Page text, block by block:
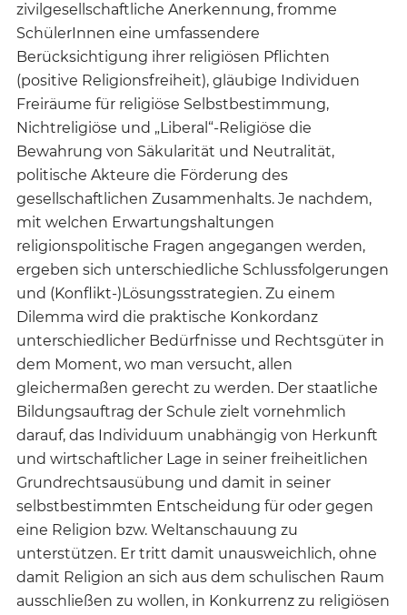
zivilgesellschaftliche Anerkennung, fromme
SchülerInnen eine umfassendere
Berücksichtigung ihrer religiösen Pflichten
(positive Religionsfreiheit), gläubige Individuen
Freiräume für religiöse Selbstbestimmung,
Nichtreligiöse und „Liberal“-Religiöse die
Bewahrung von Säkularität und Neutralität,
politische Akteure die Förderung des
gesellschaftlichen Zusammenhalts. Je nachdem,
mit welchen Erwartungshaltungen
religionspolitische Fragen angegangen werden,
ergeben sich unterschiedliche Schlussfolgerungen
und (Konflikt-)Lösungsstrategien. Zu einem
Dilemma wird die praktische Konkordanz
unterschiedlicher Bedürfnisse und Rechtsgüter in
dem Moment, wo man versucht, allen
gleichermaßen gerecht zu werden. Der staatliche
Bildungsauftrag der Schule zielt vornehmlich
darauf, das Individuum unabhängig von Herkunft
und wirtschaftlicher Lage in seiner freiheitlichen
Grundrechtsausübung und damit in seiner
selbstbestimmten Entscheidung für oder gegen
eine Religion bzw. Weltanschauung zu
unterstützen. Er tritt damit unausweichlich, ohne
damit Religion an sich aus dem schulischen Raum
ausschließen zu wollen, in Konkurrenz zu religiösen